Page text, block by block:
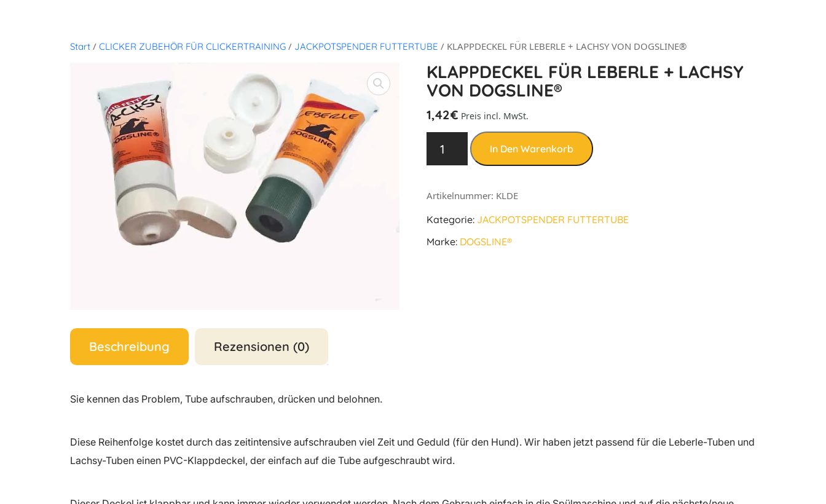
Start / CLICKER ZUBEHÖR FÜR CLICKERTRAINING / JACKPOTSPENDER FUTTERTUBE / KLAPPDECKEL FÜR LEBERLE + LACHSY VON DOGSLINE®
KLAPPDECKEL FÜR LEBERLE + LACHSY
VON DOGSLINE®
1,42€ Preis incl. MwSt.
In Den Warenkorb
Artikelnummer: KLDE
Kategorie: JACKPOTSPENDER FUTTERTUBE
Marke: DOGSLINE®
Beschreibung Rezensionen (0)
Sie kennen das Problem, Tube aufschrauben, drücken und belohnen.
Diese Reihenfolge kostet durch das zeitintensive aufschrauben viel Zeit und Geduld (für den Hund). Wir haben jetzt passend für die Leberle-Tuben und
Lachsy-Tuben einen PVC-Klappdeckel, der einfach auf die Tube aufgeschraubt wird.